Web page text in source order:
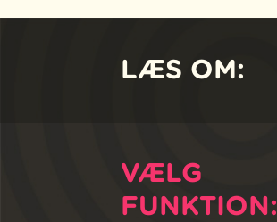
LÆS OM:
VÆLG
FUNKTION: